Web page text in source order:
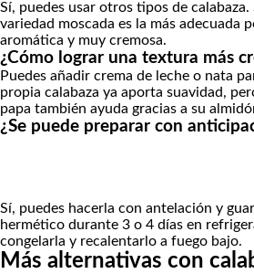
Sí, puedes usar otros tipos de calabaza.
variedad moscada es la más adecuada
aromática y muy cremosa.
¿Cómo lograr una textura más
Puedes añadir crema de leche o nata
propia calabaza ya aporta suavidad,
papa también ayuda gracias a su
¿Se puede preparar con
Sí, puedes hacerla con antelación y
hermético durante 3 o 4 días en
congelarla y recalentarlo a fuego bajo.
Más alternativas con